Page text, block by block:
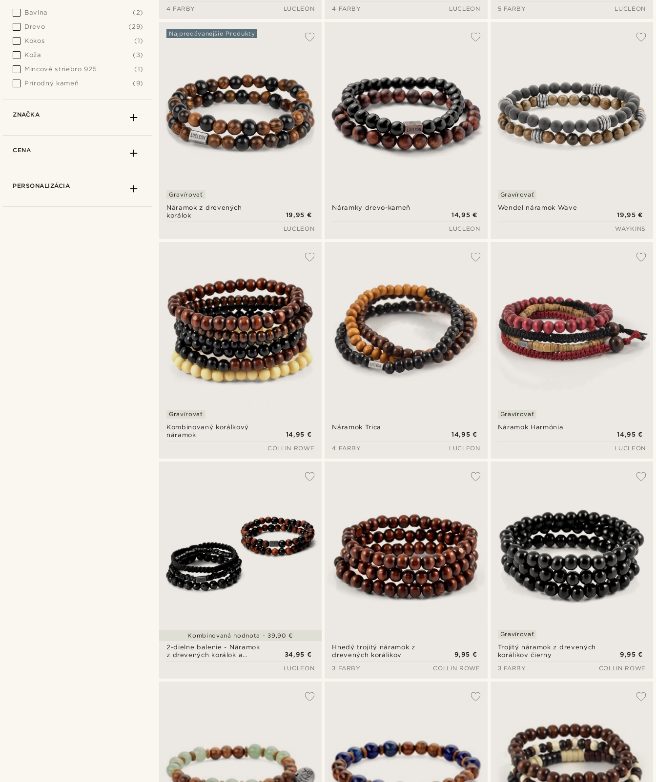
4 FARBY
LUCLEON
4 FARBY
LUCLEON
5 FARBY
LUCLEON
Náramok z drevených
korálok
Najpredávanejšie Produkty
Gravírovať
19,95 €
LUCLEON
Náramky drevo-kameň
14,95 €
LUCLEON
Wendel náramok Wave
Gravírovať
19,95 €
WAYKINS
Kombinovaný korálkový
náramok
Gravírovať
14,95 €
COLLIN ROWE
Náramok Trica
14,95 €
4 FARBY
LUCLEON
Náramok Harmónia
Gravírovať
14,95 €
LUCLEON
2-dielne balenie - Náramok
z drevených korálok a
34,95 €
Kombinovaná hodnota - 39,90 €
LUCLEON
Hnedý trojitý náramok z
drevených korálikov
9,95 €
3 FARBY
COLLIN ROWE
Trojitý náramok z drevených
korálikov čierny
Gravírovať
9,95 €
3 FARBY
COLLIN ROWE
Bavlna
(2)
Drevo
(29)
Kokos
(1)
Koža
(3)
Mincové striebro 925
(1)
Prírodný kameň
(9)
ZNAČKA
CENA
PERSONALIZÁCIA